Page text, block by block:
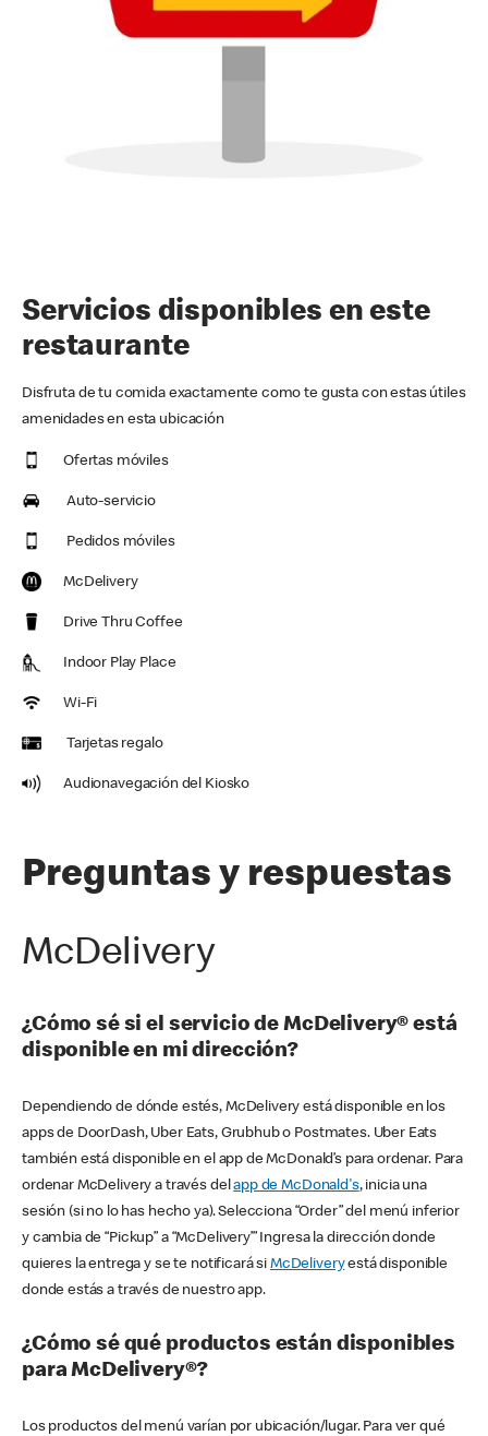
Servicios disponibles en este
restaurante
Disfruta de tu comida exactamente como te gusta con estas útiles
amenidades en esta ubicación
Ofertas móviles
Auto-servicio
Pedidos móviles
McDelivery
Drive Thru Coffee
Indoor Play Place
Wi-Fi
Tarjetas regalo
Audionavegación del Kiosko
Preguntas y respuestas
McDelivery
¿Cómo sé si el servicio de McDelivery® está
disponible en mi dirección?
Dependiendo de dónde estés, McDelivery está disponible en los
apps de DoorDash, Uber Eats, Grubhub o Postmates. Uber Eats
también está disponible en el app de McDonald’s para ordenar. Para
ordenar McDelivery a través delapp de McDonald's, inicia una
sesión (si no lo has hecho ya). Selecciona “Order” del menú inferior
y cambia de “Pickup” a “McDelivery’” Ingresa la dirección donde
quieres la entrega y se te notificará si McDeliveryestá disponible
donde estás a través de nuestro app.
¿Cómo sé qué productos están disponibles
para McDelivery®?
Los productos del menú varían por ubicación/lugar. Para ver qué